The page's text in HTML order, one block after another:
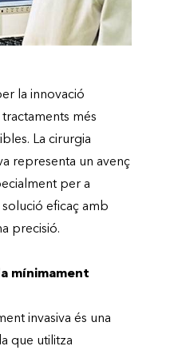
la innovació
més
La cirurgia
representa un avenç
per a
eficaç amb
precisió.
mínimament
invasiva és una
que utilitza